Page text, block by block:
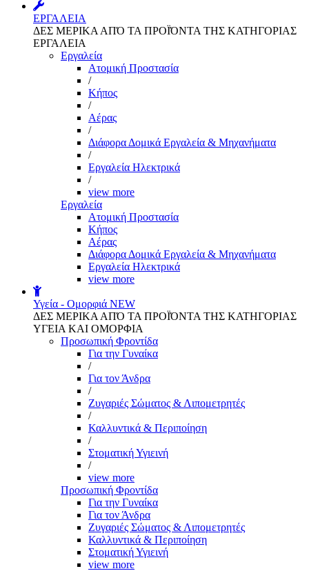
ΕΡΓΑΛΕΙΑ
ΔΕΣ ΜΕΡΙΚΑ ΑΠΌ ΤΑ ΠΡΟΪΌΝΤΑ ΤΗΣ ΚΑΤΗΓΟΡΙΑΣ
ΕΡΓΑΛΕΙΑ
Εργαλεία
Aτομική Προστασία
/
Kήπος
/
Αέρας
/
Διάφορα Δομικά Εργαλεία & Μηχανήματα
/
Εργαλεία Ηλεκτρικά
/
view more
Εργαλεία
Aτομική Προστασία
Kήπος
Αέρας
Διάφορα Δομικά Εργαλεία & Μηχανήματα
Εργαλεία Ηλεκτρικά
view more
Υγεία - Ομορφιά NEW
ΔΕΣ ΜΕΡΙΚΑ ΑΠΌ ΤΑ ΠΡΟΪΌΝΤΑ ΤΗΣ ΚΑΤΗΓΟΡΙΑΣ
ΥΓΕΙΑ ΚΑΙ ΟΜΟΡΦΙΑ
Προσωπική Φροντίδα
Για την Γυναίκα
/
Για τον Άνδρα
/
Ζυγαριές Σώματος & Λιπομετρητές
/
Καλλυντικά & Περιποίηση
/
Στοματική Υγιεινή
/
view more
Προσωπική Φροντίδα
Για την Γυναίκα
Για τον Άνδρα
Ζυγαριές Σώματος & Λιπομετρητές
Καλλυντικά & Περιποίηση
Στοματική Υγιεινή
view more